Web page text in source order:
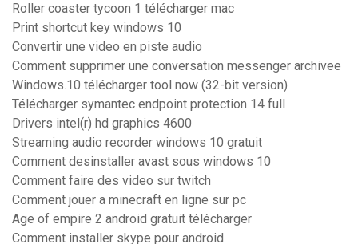
Roller coaster tycoon 1 télécharger mac
Print shortcut key windows 10
Convertir une video en piste audio
Comment supprimer une conversation messenger archivee
Windows.10 télécharger tool now (32-bit version)
Télécharger symantec endpoint protection 14 full
Drivers intel(r) hd graphics 4600
Streaming audio recorder windows 10 gratuit
Comment desinstaller avast sous windows 10
Comment faire des video sur twitch
Comment jouer a minecraft en ligne sur pc
Age of empire 2 android gratuit télécharger
Comment installer skype pour android